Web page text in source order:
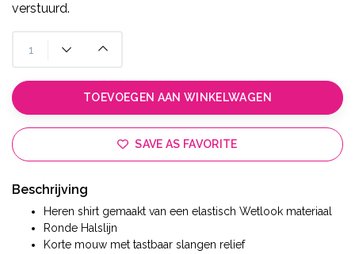
verstuurd.
TOEVOEGEN AAN WINKELWAGEN
SAVE AS FAVORITE
Beschrijving
Heren shirt gemaakt van een elastisch Wetlook materiaal
Ronde Halslijn
Korte mouw met tastbaar slangen relief